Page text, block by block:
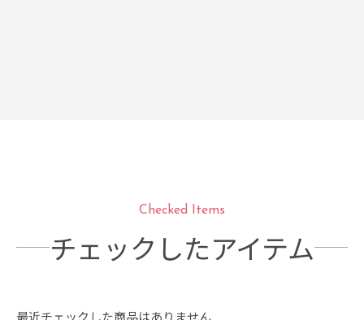
Checked Items
チェックしたアイテム
最近チェックした商品はありません